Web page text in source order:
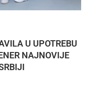
U UPOTREBU
NAJNOVIJE